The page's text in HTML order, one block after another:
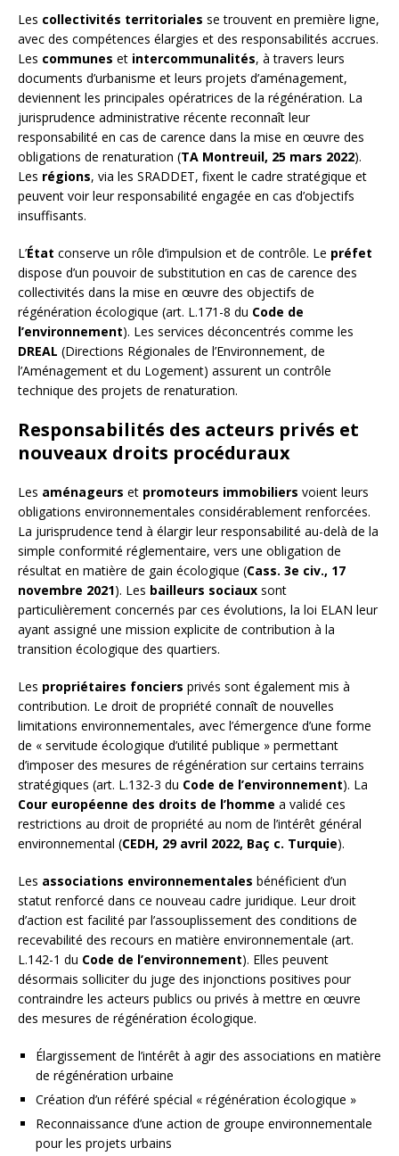
Les collectivités territoriales se trouvent en première ligne,
avec des compétences élargies et des responsabilités accrues.
Les communes et intercommunalités, à travers leurs
documents d’urbanisme et leurs projets d’aménagement,
deviennent les principales opératrices de la régénération. La
jurisprudence administrative récente reconnaît leur
responsabilité en cas de carence dans la mise en œuvre des
obligations de renaturation (TA Montreuil, 25 mars 2022).
Les régions, via les SRADDET, fixent le cadre stratégique et
peuvent voir leur responsabilité engagée en cas d’objectifs
insuffisants.
L’État conserve un rôle d’impulsion et de contrôle. Le préfet
dispose d’un pouvoir de substitution en cas de carence des
collectivités dans la mise en œuvre des objectifs de
régénération écologique (art. L.171-8 du Code de
l’environnement). Les services déconcentrés comme les
DREAL (Directions Régionales de l’Environnement, de
l’Aménagement et du Logement) assurent un contrôle
technique des projets de renaturation.
Responsabilités des acteurs privés et
nouveaux droits procéduraux
Les aménageurs et promoteurs immobiliers voient leurs
obligations environnementales considérablement renforcées.
La jurisprudence tend à élargir leur responsabilité au-delà de la
simple conformité réglementaire, vers une obligation de
résultat en matière de gain écologique (Cass. 3e civ., 17
novembre 2021). Les bailleurs sociaux sont
particulièrement concernés par ces évolutions, la loi ELAN leur
ayant assigné une mission explicite de contribution à la
transition écologique des quartiers.
Les propriétaires fonciers privés sont également mis à
contribution. Le droit de propriété connaît de nouvelles
limitations environnementales, avec l’émergence d’une forme
de « servitude écologique d’utilité publique » permettant
d’imposer des mesures de régénération sur certains terrains
stratégiques (art. L.132-3 du Code de l’environnement). La
Cour européenne des droits de l’homme a validé ces
restrictions au droit de propriété au nom de l’intérêt général
environnemental (CEDH, 29 avril 2022, Baç c. Turquie).
Les associations environnementales bénéficient d’un
statut renforcé dans ce nouveau cadre juridique. Leur droit
d’action est facilité par l’assouplissement des conditions de
recevabilité des recours en matière environnementale (art.
L.142-1 du Code de l’environnement). Elles peuvent
désormais solliciter du juge des injonctions positives pour
contraindre les acteurs publics ou privés à mettre en œuvre
des mesures de régénération écologique.
Élargissement de l’intérêt à agir des associations en matière
de régénération urbaine
Création d’un référé spécial « régénération écologique »
Reconnaissance d’une action de groupe environnementale
pour les projets urbains